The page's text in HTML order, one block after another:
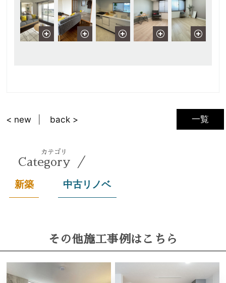
一覧
< new back >
カテゴリ
Category ／
新築 中古リノベ
その他施工事例はこちら